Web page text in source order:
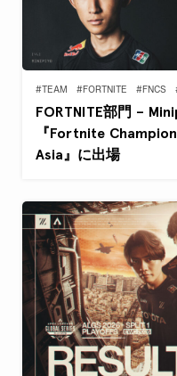
#TEAM #FORTNITE #FNCS
FORTNITE部門 –
『Fortnite
Asia』に出場